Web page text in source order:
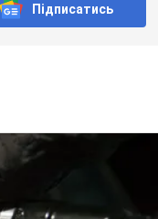
Підписатись